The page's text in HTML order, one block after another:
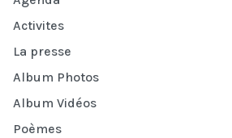
Activites
La presse
Album Photos
Album Vidéos
Poèmes